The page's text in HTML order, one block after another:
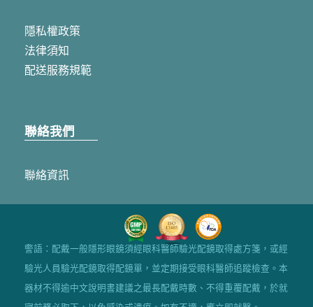
隱私權政策
法律須知
配送服務規範
聯絡我們
聯絡資訊
警語：配戴一般隱形眼鏡須經眼科醫師驗光配鏡取得處方箋，或經
驗光人員驗光配鏡取得配鏡單，並定期接受眼科醫師追蹤檢查。本
器材不得逾中文說明書建議之最長配戴時數、不得重覆配戴，於就